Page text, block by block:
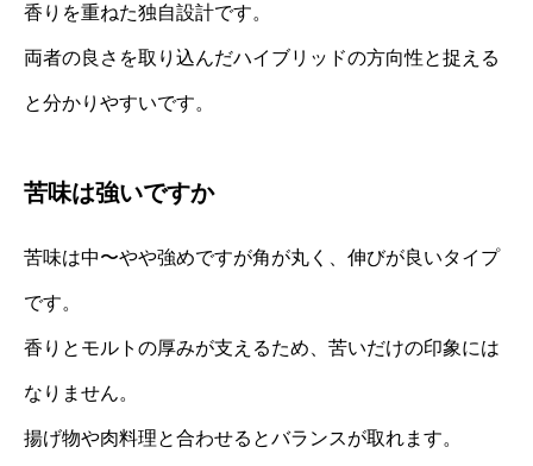
香りを重ねた独自設計です。
両者の良さを取り込んだハイブリッドの方向性と捉える
と分かりやすいです。
苦味は強いですか
苦味は中〜やや強めですが角が丸く、伸びが良いタイプ
です。
香りとモルトの厚みが支えるため、苦いだけの印象には
なりません。
揚げ物や肉料理と合わせるとバランスが取れます。